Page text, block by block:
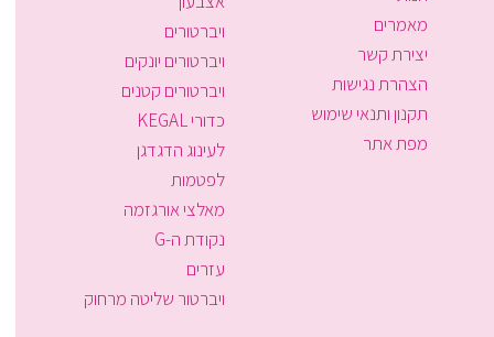
מאמרים
יצירת קשר
הצהרת נגישות
תקנון ותנאי שימוש
מפת אתר
ויברטורים
ויברטורים יונקים
ויברטורים קטנים
כדורי KEGAL
לעינוג הדגדגן
לפטמות
מאלצי אורגזמה
נקודת ה-G
עזרים
ויברטור שליטה מרחוק